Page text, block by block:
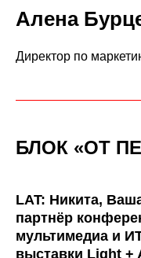
Алена
Директор по
БЛОК «ОТ
LAT: Никита,
партнёр
мультимедиа и
выставки Light